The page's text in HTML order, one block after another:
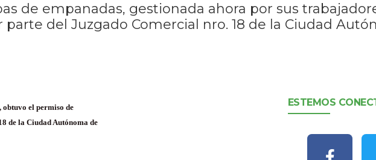
de empanadas, gestionada ahora por sus
del Juzgado Comercial nro. 18 de la Ciudad
obtuvo el permiso de
de la Ciudad Autónoma de
ESTEMOS